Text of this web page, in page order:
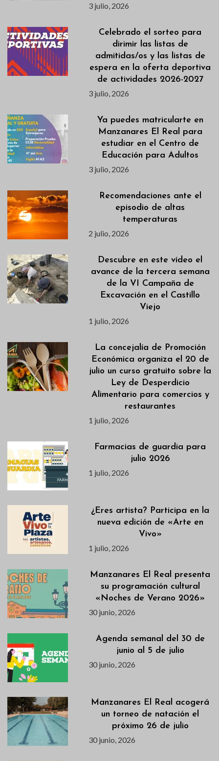
3 julio, 2026
Celebrado el sorteo para
dirimir las listas de
admitidas/os y las listas de
espera en la oferta deportiva
de actividades 2026-2027
3 julio, 2026
Ya puedes matricularte en
Manzanares El Real para
estudiar en el Centro de
Educación para Adultos
3 julio, 2026
Recomendaciones ante el
episodio de altas
temperaturas
2 julio, 2026
Descubre en este vídeo el
avance de la tercera semana
de la VI Campaña de
Excavación en el Castillo
Viejo
1 julio, 2026
La concejalía de Promoción
Económica organiza el 20 de
julio un curso gratuito sobre la
Ley de Desperdicio
Alimentario para comercios y
restaurantes
1 julio, 2026
Farmacias de guardia para
julio 2026
1 julio, 2026
¿Eres artista? Participa en la
nueva edición de «Arte en
Vivo»
1 julio, 2026
Manzanares El Real presenta
su programación cultural
«Noches de Verano 2026»
30 junio, 2026
Agenda semanal del 30 de
junio al 5 de julio
30 junio, 2026
Manzanares El Real acogerá
un torneo de natación el
próximo 26 de julio
30 junio, 2026